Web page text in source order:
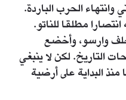
وانتهاء الحرب الباردة.
مطلقا للناتو.
وارسو، وأخضع
التاريخ. لكن لا ينبغي
منذ البداية على أرضية